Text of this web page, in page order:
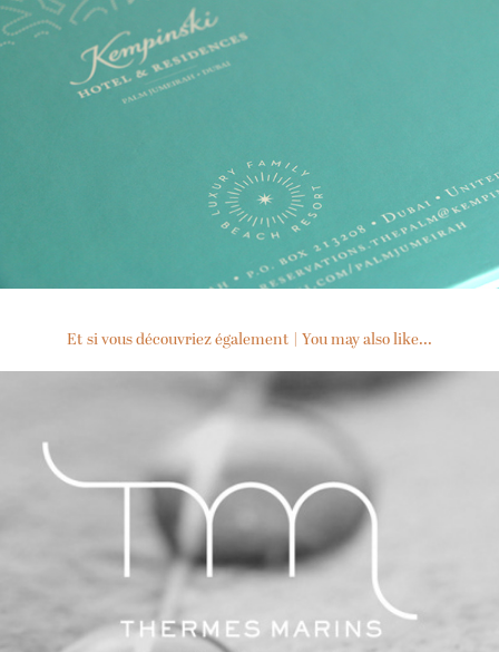
Et si vous découvriez également | You may also like...